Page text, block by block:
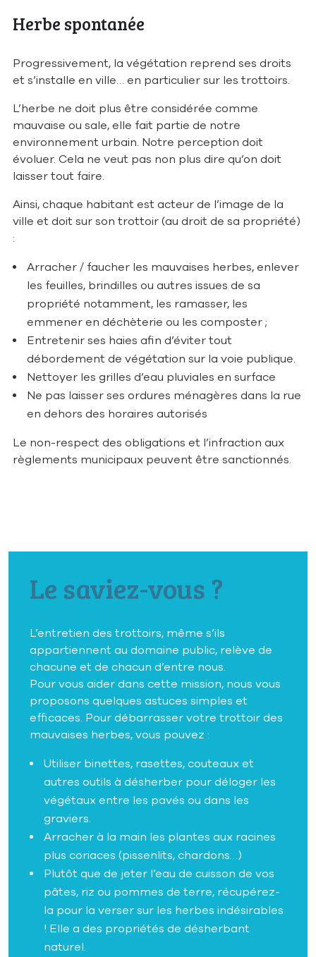
Herbe spontanée
Progressivement, la végétation reprend ses droits
et s’installe en ville… en particulier sur les trottoirs.
L’herbe ne doit plus être considérée comme
mauvaise ou sale, elle fait partie de notre
environnement urbain. Notre perception doit
évoluer. Cela ne veut pas non plus dire qu’on doit
laisser tout faire.
Ainsi, chaque habitant est acteur de l’image de la
ville et doit sur son trottoir (au droit de sa propriété)
:
Arracher / faucher les mauvaises herbes, enlever
les feuilles, brindilles ou autres issues de sa
propriété notamment, les ramasser, les
emmener en déchèterie ou les composter ;
Entretenir ses haies afin d’éviter tout
débordement de végétation sur la voie publique.
Nettoyer les grilles d’eau pluviales en surface
Ne pas laisser ses ordures ménagères dans la rue
en dehors des horaires autorisés
Le non-respect des obligations et l’infraction aux
règlements municipaux peuvent être sanctionnés.
Le saviez-vous ?
L’entretien des trottoirs, même s’ils
appartiennent au domaine public, relève de
chacune et de chacun d’entre nous.
Pour vous aider dans cette mission, nous vous
proposons quelques astuces simples et
efficaces. Pour débarrasser votre trottoir des
mauvaises herbes, vous pouvez :
Utiliser binettes, rasettes, couteaux et
autres outils à désherber pour déloger les
végétaux entre les pavés ou dans les
graviers.
Arracher à la main les plantes aux racines
plus coriaces (pissenlits, chardons…)
Plutôt que de jeter l’eau de cuisson de vos
pâtes, riz ou pommes de terre, récupérez-
la pour la verser sur les herbes indésirables
! Elle a des propriétés de désherbant
naturel.